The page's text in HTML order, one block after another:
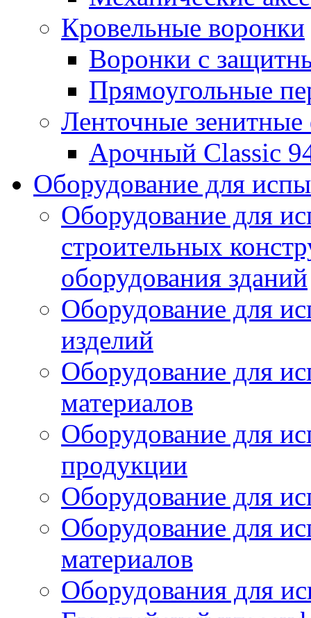
Кровельные воронки
Воронки с
Прямоугольные
Ленточные
Арочный Classic
Оборудование для
Оборудование для
строительных
оборудования зданий
Оборудование для
изделий
Оборудование для
материалов
Оборудование для
продукции
Оборудование для
Оборудование для
материалов
Оборудования для